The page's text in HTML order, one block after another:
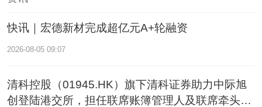
快讯｜宏德新材完成超亿元A+轮融资
2026-08-05 09:07
清科控股（01945.HK）旗下清科证券助力中际旭
创登陆港交所，担任联席账簿管理人及联席牵头经